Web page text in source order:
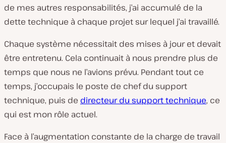
de mes autres responsabilités, j’ai accumulé de la
dette technique à chaque projet sur lequel j’ai travaillé.
Chaque système nécessitait des mises à jour et devait
être entretenu. Cela continuait à nous prendre plus de
temps que nous ne l’avions prévu. Pendant tout ce
temps, j’occupais le poste de chef du support
technique, puis de directeur du support technique, ce
qui est mon rôle actuel.
Face à l’augmentation constante de la charge de travail